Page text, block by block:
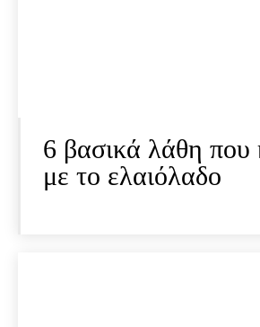
6 βασικά λάθη που
με το ελαιόλαδο